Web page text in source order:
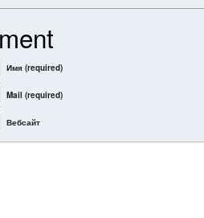
Имя (required)
Mail (required)
Вебсайт